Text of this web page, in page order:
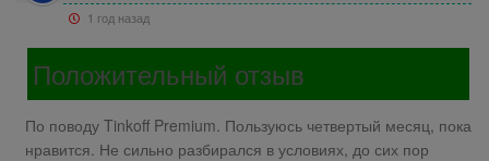
1 год назад
Положительный отзыв
По поводу Tinkoff Premium. Пользуюсь четвертый месяц, пока
нравится. Не сильно разбирался в условиях, до сих пор